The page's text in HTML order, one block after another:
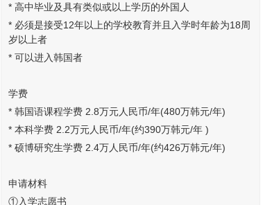
* 高中毕业及具有类似或以上学历的外国人
* 必须是接受12年以上的学校教育并且入学时年龄为18周
岁以上者
* 可以进入韩国者
学费
* 韩国语课程学费 2.8万元人民币/年(480万韩元/年)
* 本科学费 2.2万元人民币/年(约390万韩元/年 )
* 硕博研究生学费 2.4万人民币/年(约426万韩元/年)
申请材料
①入学志愿书